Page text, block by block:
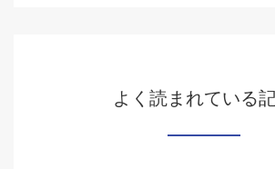
よく読まれている